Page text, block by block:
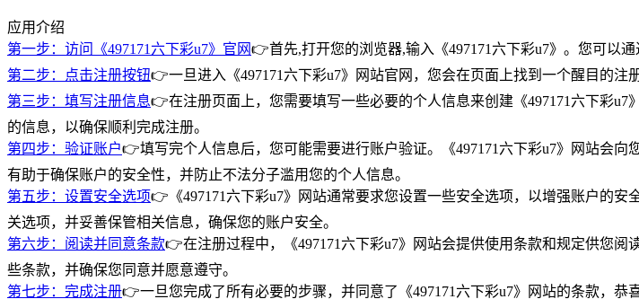
应用介绍
第一步：访问《497171六下彩u7》官网👉首先,打开您的浏览器,输入《497171六下彩u7》。您可以
第二步：点击注册按钮👉一旦进入《497171六下彩u7》网站官网，您会在页面上找到一个醒目的注
第三步：填写注册信息👉在注册页面上，您需要填写一些必要的个人信息来创建《497171六下彩
的信息，以确保顺利完成注册。
第四步：验证账户👉填写完个人信息后，您可能需要进行账户验证。《497171六下彩u7》网站会
有助于确保账户的安全性，并防止不法分子滥用您的个人信息。
第五步：设置安全选项👉《497171六下彩u7》网站通常要求您设置一些安全选项，以增强账户的
关选项，并妥善保管相关信息，确保您的账户安全。
第六步：阅读并同意条款👉在注册过程中，《497171六下彩u7》网站会提供使用条款和规定供您
些条款，并确保您同意并愿意遵守。
第七步：完成注册👉一旦您完成了所有必要的步骤，并同意了《497171六下彩u7》网站的条款，